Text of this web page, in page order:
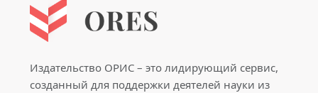
Издательство ОРИС – это лидирующий сервис,
созданный для поддержки деятелей науки из